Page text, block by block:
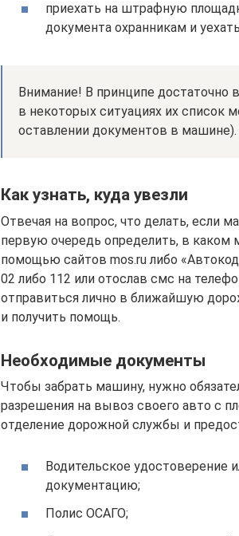
приехать на штрафную
документа охранникам и
Внимание! В принципе достаточно
в некоторых ситуациях их список
оставлении документов в машине).
Как узнать, куда увезли
Отвечая на вопрос, что делать, если
первую очередь определить, в каком
помощью сайтов mos.ru либо
02 либо 112 или отослав смс на
отправиться лично в ближайшую
и получить помощь.
Необходимые документы
Чтобы забрать машину, нужно
разрешения на вывоз своего авто с
отделение дорожной службы и
Водительское
документацию;
Полис ОСАГО;